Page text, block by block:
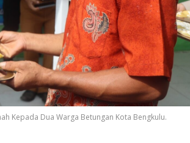
Kepada Dua Warga Betungan Kota Bengkulu.